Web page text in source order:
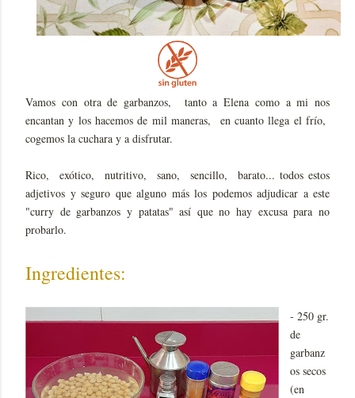
Vamos con otra de garbanzos, tanto a Elena como a mi nos
encantan y los hacemos de mil maneras, en cuanto llega el frío,
cogemos la cuchara y a disfrutar.
Rico, exótico, nutritivo, sano, sencillo, barato... todos estos
adjetivos y seguro que alguno más los podemos adjudicar a este
"curry de garbanzos y patatas" así que no hay excusa para no
probarlo.
Ingredientes:
- 250 gr.
de
garbanz
os secos
(en